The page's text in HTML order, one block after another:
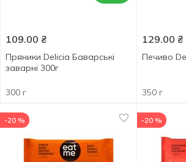
109.00 ₴
Пряники Delicia Баварські
заварні 300г
300 г
129.00 ₴
Печиво
350 г
-20 % -20 %